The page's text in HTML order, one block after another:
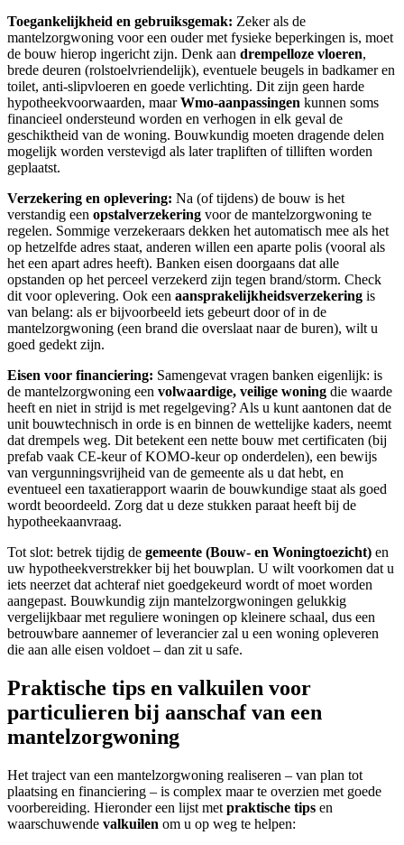
Toegankelijkheid en gebruiksgemak: Zeker als de
mantelzorgwoning voor een ouder met fysieke beperkingen is, moet
de bouw hierop ingericht zijn. Denk aan drempelloze vloeren,
brede deuren (rolstoelvriendelijk), eventuele beugels in badkamer en
toilet, anti-slipvloeren en goede verlichting. Dit zijn geen harde
hypotheekvoorwaarden, maarWmo-aanpassingen kunnen soms
financieel ondersteund worden en verhogen in elk geval de
geschiktheid van de woning. Bouwkundig moeten dragende delen
mogelijk worden verstevigd als later trapliften of tilliften worden
geplaatst.
Verzekering en oplevering: Na (of tijdens) de bouw is het
verstandig een opstalverzekering voor de mantelzorgwoning te
regelen. Sommige verzekeraars dekken het automatisch mee als het
op hetzelfde adres staat, anderen willen een aparte polis (vooral als
het een apart adres heeft). Banken eisen doorgaans dat alle
opstanden op het perceel verzekerd zijn tegen brand/storm. Check
dit voor oplevering. Ook een aansprakelijkheidsverzekering is
van belang: als er bijvoorbeeld iets gebeurt door of in de
mantelzorgwoning (een brand die overslaat naar de buren), wilt u
goed gedekt zijn.
Eisen voor financiering: Samengevat vragen banken eigenlijk: is
de mantelzorgwoning een volwaardige, veilige woning die waarde
heeft en niet in strijd is met regelgeving? Als u kunt aantonen dat de
unit bouwtechnisch in orde is en binnen de wettelijke kaders, neemt
dat drempels weg. Dit betekent een nette bouw met certificaten (bij
prefab vaak CE-keur of KOMO-keur op onderdelen), een bewijs
van vergunningsvrijheid van de gemeente als u dat hebt, en
eventueel een taxatierapport waarin de bouwkundige staat als goed
wordt beoordeeld. Zorg dat u deze stukken paraat heeft bij de
hypotheekaanvraag.
Tot slot: betrek tijdig de gemeente (Bouw- en Woningtoezicht) en
uw hypotheekverstrekker bij het bouwplan. U wilt voorkomen dat u
iets neerzet dat achteraf niet goedgekeurd wordt of moet worden
aangepast. Bouwkundig zijn mantelzorgwoningen gelukkig
vergelijkbaar met reguliere woningen op kleinere schaal, dus een
betrouwbare aannemer of leverancier zal u een woning opleveren
die aan alle eisen voldoet – dan zit u safe.
Praktische tips en valkuilen voor
particulieren bij aanschaf van een
mantelzorgwoning
Het traject van een mantelzorgwoning realiseren – van plan tot
plaatsing en financiering – is complex maar te overzien met goede
voorbereiding. Hieronder een lijst met praktische tips en
waarschuwende valkuilen om u op weg te helpen: